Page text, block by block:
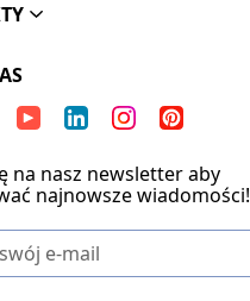
na nasz newsletter aby
najnowsze wiadomości!